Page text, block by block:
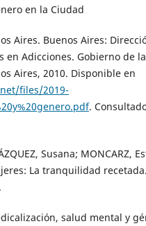
en la Ciudad
Aires. Buenos Aires:
en Adicciones. Gobierno de
Aires, 2010. Disponible en
files/2019-
.
Susana; MONCARZ,
La tranquilidad
salud mental y